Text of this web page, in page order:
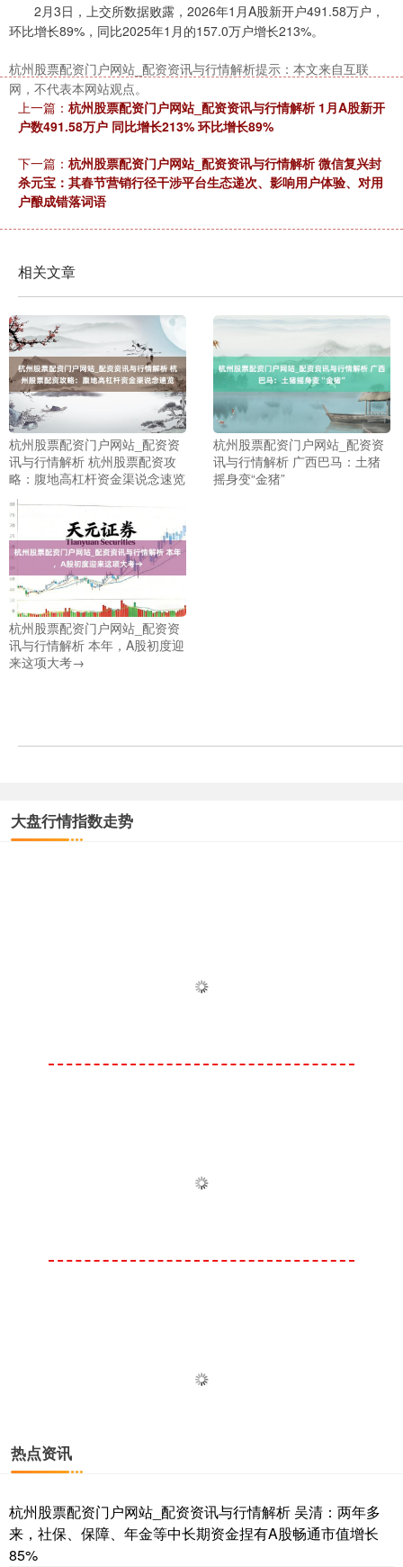
2月3日，上交所数据败露，2026年1月A股新开户491.58万户，
环比增长89%，同比2025年1月的157.0万户增长213%。
杭州股票配资门户网站_配资资讯与行情解析提示：本文来自互联
网，不代表本网站观点。
上一篇： 杭州股票配资门户网站_配资资讯与行情解析 1月A股新开
户数491.58万户 同比增长213% 环比增长89%
下一篇： 杭州股票配资门户网站_配资资讯与行情解析 微信复兴封
杀元宝：其春节营销行径干涉平台生态递次、影响用户体验、对用
户酿成错落词语
相关文章
杭州股票配资门户网站_配资资
讯与行情解析 杭州股票配资攻
略：腹地高杠杆资金渠说念速览
杭州股票配资门户网站_配资资
讯与行情解析 广西巴马：土猪
摇身变“金猪”
杭州股票配资门户网站_配资资
讯与行情解析 本年，A股初度迎
来这项大考→
大盘行情指数走势
热点资讯
杭州股票配资门户网站_配资资讯与行情解析 吴清：两年多
来，社保、保障、年金等中长期资金捏有A股畅通市值增长
85%